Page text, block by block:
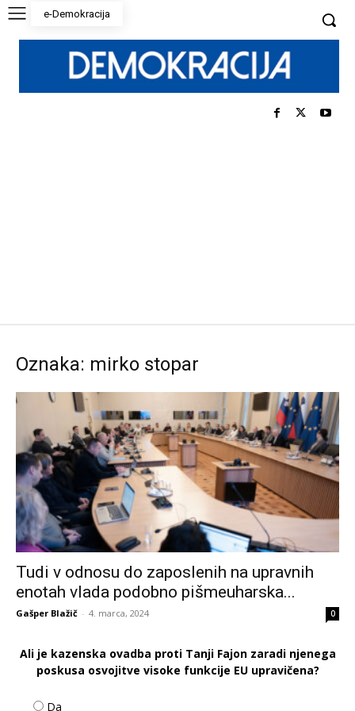
e-Demokracija
Oznaka: mirko stopar
Tudi v odnosu do zaposlenih na upravnih
enotah vlada podobno pišmeuharska...
Gašper Blažič - 4. marca, 2024 0
Ali je kazenska ovadba proti Tanji Fajon zaradi njenega
poskusa osvojitve visoke funkcije EU upravičena?
Da